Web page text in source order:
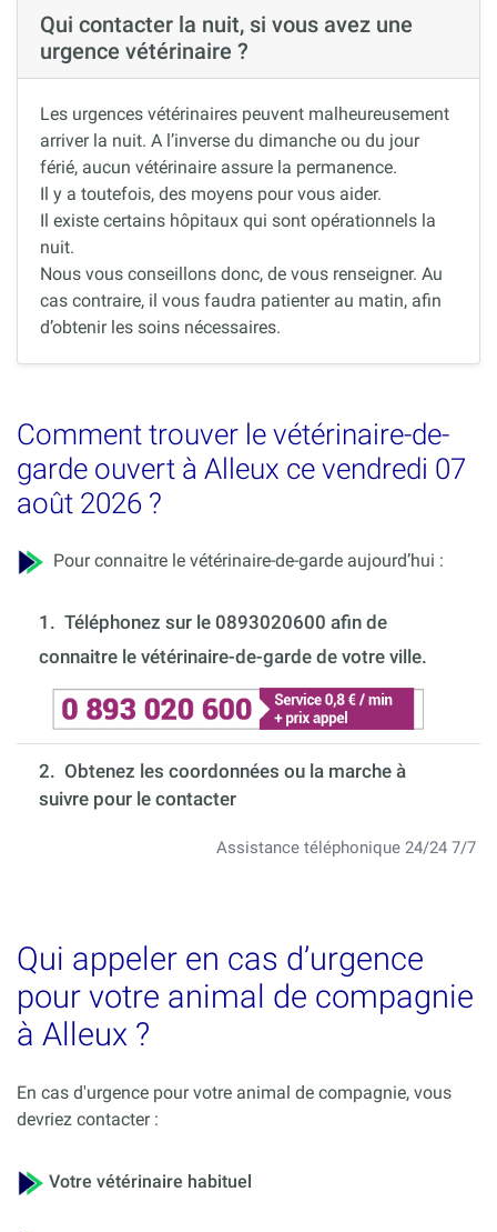
Qui contacter la nuit, si vous avez une
urgence vétérinaire ?
Les urgences vétérinaires peuvent malheureusement
arriver la nuit. A l’inverse du dimanche ou du jour
férié, aucun vétérinaire assure la permanence.
Il y a toutefois, des moyens pour vous aider.
Il existe certains hôpitaux qui sont opérationnels la
nuit.
Nous vous conseillons donc, de vous renseigner. Au
cas contraire, il vous faudra patienter au matin, afin
d’obtenir les soins nécessaires.
Comment trouver le vétérinaire-de-
garde ouvert à Alleux ce vendredi 07
août 2026 ?
Pour connaitre le vétérinaire-de-garde aujourd’hui :
1. Téléphonez sur le 0893020600 afin de
connaitre le vétérinaire-de-garde de votre ville.
2. Obtenez les coordonnées ou la marche à
suivre pour le contacter
Assistance téléphonique 24/24 7/7
Qui appeler en cas d’urgence
pour votre animal de compagnie
à Alleux ?
En cas d'urgence pour votre animal de compagnie, vous
devriez contacter :
Votre vétérinaire habituel